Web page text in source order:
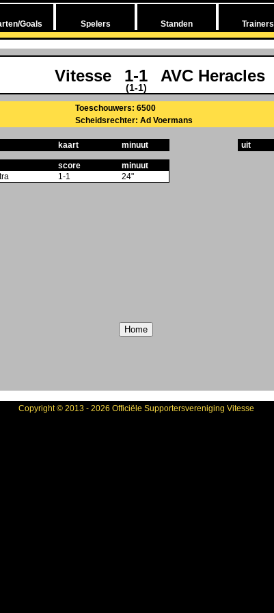
Goals Spelers Standen Trainers
Vitesse 1-1 AVC Heracles
(1-1)
Toeschouwers: 6500
Scheidsrechter: Ad Voermans
kaart minuut
score
minuut
1-1 24"
uit
Copyright © 2013 - 2026 Officiële Supportersvereniging Vitesse